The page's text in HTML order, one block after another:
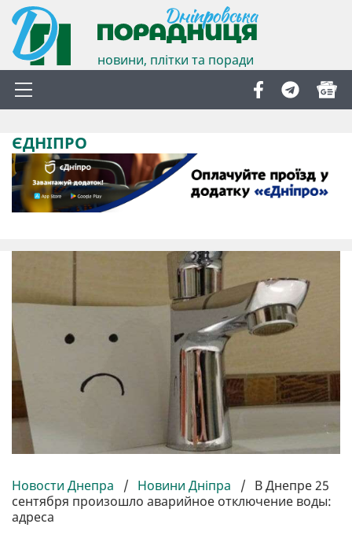
новини, плітки та поради
ЄДНІПРО
Новости Днепра / Новини Дніпра / В Днепре 25
сентября произошло аварийное отключение воды:
адреса